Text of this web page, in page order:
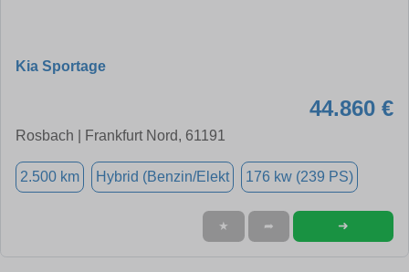
Kia Sportage
44.860 €
Rosbach | Frankfurt Nord, 61191
2.500 km Hybrid (Benzin/Elekt 176 kw (239 PS)
★ ➦ ➜